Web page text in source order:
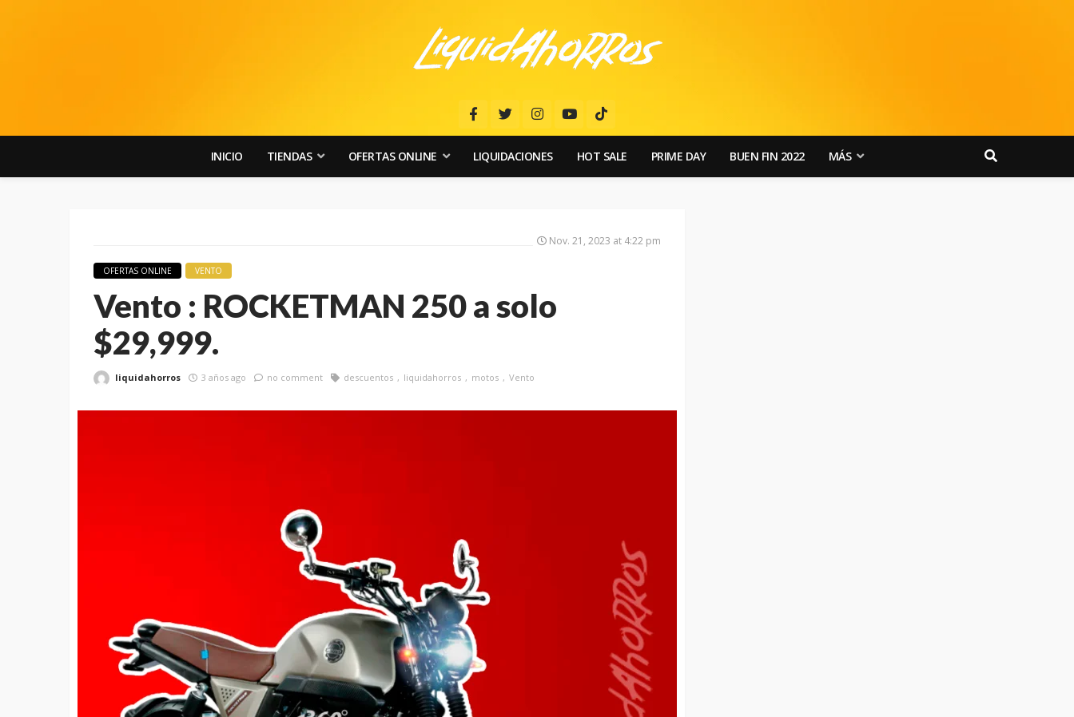
INICIO TIENDAS OFERTAS ONLINE LIQUIDACIONES HOT SALE PRIME DAY BUEN FIN 2022 MÁS
Nov. 21, 2023 at 4:22 pm
OFERTAS ONLINE VENTO
Vento : ROCKETMAN 250 a solo
$29,999.
liquidahorros 3 años ago no comment descuentos liquidahorros motos Vento